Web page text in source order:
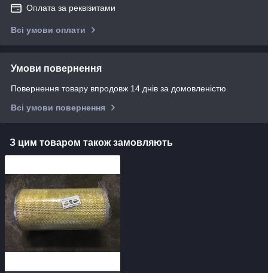
Оплата за реквізитами
Всі умови оплати
Умови повернення
Повернення товару впродовж 14 днів за домовленістю
Всі умови повернення
З цим товаром також замовляють